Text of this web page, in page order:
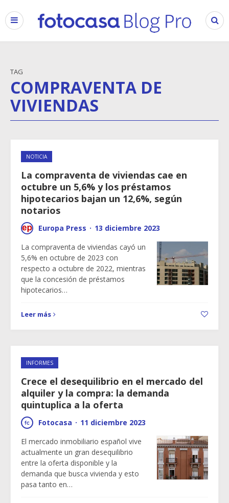
TAG
COMPRAVENTA DE
VIVIENDAS
NOTICIA
La compraventa de viviendas cae en
octubre un 5,6% y los préstamos
hipotecarios bajan un 12,6%, según
notarios
Europa Press · 13 diciembre 2023
La compraventa de viviendas cayó un
5,6% en octubre de 2023 con
respecto a octubre de 2022, mientras
que la concesión de préstamos
hipotecarios…
Leer más
INFORMES
Crece el desequilibrio en el mercado del
alquiler y la compra: la demanda
quintuplica a la oferta
Fotocasa · 11 diciembre 2023
El mercado inmobiliario español vive
actualmente un gran desequilibrio
entre la oferta disponible y la
demanda que busca vivienda y esto
pasa tanto en…